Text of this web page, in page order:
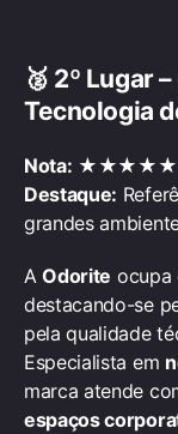
🥈 2º Lugar
Tecnologia
Nota: ★★★★★
Destaque:
grandes
AOdorite ocupa
destacando-se
pela qualidade
Especialista em
marca atende
espaços